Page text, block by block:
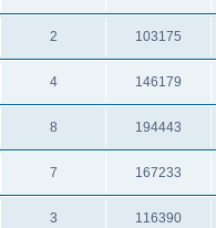
2 103175
4 146179
8 194443
7 167233
3 116390